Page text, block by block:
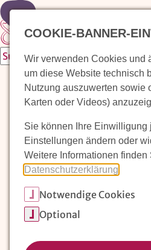
Zur
Pädagogischer
Arbeit im
Unser Verein
Magazin: Erziehungskunst
COOKIE-BANNER-
Wir verwenden Cookies und
um diese Website technisch
Nutzung auszuwerten sowie
Karten oder Videos)
Sie können Ihre
Einstellungen ändern oder
Weitere Informationen finden
Datenschutzerklärung
Notwendige Cookies
Optional